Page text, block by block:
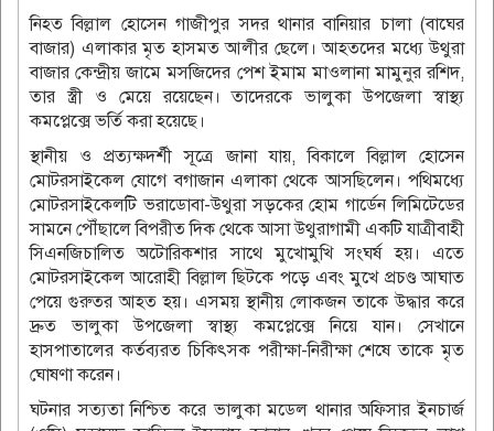
নিহত বিল্লাল হোসেন গাজীপুর সদর থানার বানিয়ার চালা (বাঘের
বাজার) এলাকার মৃত হাসমত আলীর ছেলে। আহতদের মধ্যে উথুরা
বাজার কেন্দ্রীয় জামে মসজিদের পেশ ইমাম মাওলানা মামুনুর রশিদ,
তার স্ত্রী ও মেয়ে রয়েছেন। তাদেরকে ভালুকা উপজেলা স্বাস্থ্য
কমপ্লেক্সে ভর্তি করা হয়েছে।
স্থানীয় ও প্রত্যক্ষদর্শী সূত্রে জানা যায়, বিকালে বিল্লাল হোসেন
মোটরসাইকেল যোগে বগাজান এলাকা থেকে আসছিলেন। পথিমধ্যে
মোটরসাইকেলটি ভরাডোবা-উথুরা সড়কের হোম গার্ডেন লিমিটেডের
সামনে পৌঁছালে বিপরীত দিক থেকে আসা উথুরাগামী একটি যাত্রীবাহী
সিএনজিচালিত অটোরিকশার সাথে মুখোমুখি সংঘর্ষ হয়। এতে
মোটরসাইকেল আরোহী বিল্লাল ছিটকে পড়ে এবং মুখে প্রচণ্ড আঘাত
পেয়ে গুরুতর আহত হয়। এসময় স্থানীয় লোকজন তাকে উদ্ধার করে
দ্রুত ভালুকা উপজেলা স্বাস্থ্য কমপ্লেক্সে নিয়ে যান। সেখানে
হাসপাতালের কর্তব্যরত চিকিৎসক পরীক্ষা-নিরীক্ষা শেষে তাকে মৃত
ঘোষণা করেন।
ঘটনার সত্যতা নিশ্চিত করে ভালুকা মডেল থানার অফিসার ইনচার্জ